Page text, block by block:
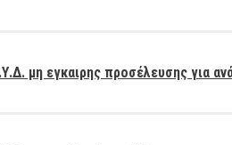
μη εγκαιρης προσέλευσης για